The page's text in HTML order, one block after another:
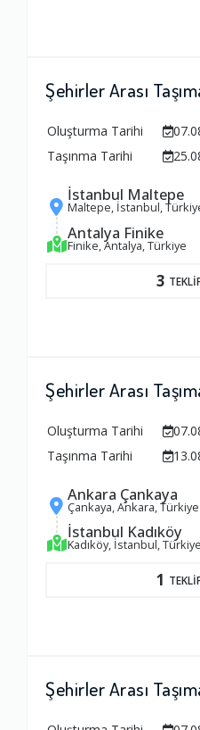
Şehirler Arası
Oluşturma Tarihi
Taşınma Tarihi
İstanbul Maltepe
Maltepe, İstanbul,
Antalya Finike
Finike, Antalya, Türkiye
3
Şehirler Arası
Oluşturma Tarihi
Taşınma Tarihi
Ankara Çankaya
Çankaya, Ankara, Türkiye
İstanbul Kadıköy
Kadıköy, İstanbul, Türkiye
1
Şehirler Arası
Firma